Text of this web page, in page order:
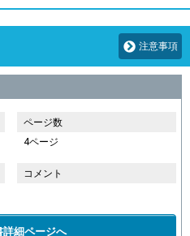
注意事項
ページ数
4ページ
コメント
詳細ページへ